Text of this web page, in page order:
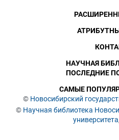
© Новосибирский
© Научная библиотека
университета
НАУЧНАЯ
ПОСЛЕДНИЕ
САМЫЕ